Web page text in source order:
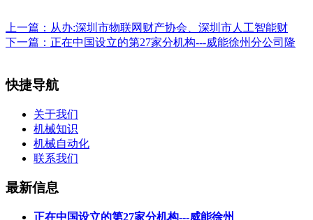
上一篇： 从办:深圳市物联网财产协会、深圳市人工智能财
下一篇： 正在中国设立的第27家分机构---威能徐州分公司隆
快捷导航
关于我们
机械知识
机械自动化
联系我们
最新信息
正在中国设立的第27家分机构---威能徐州